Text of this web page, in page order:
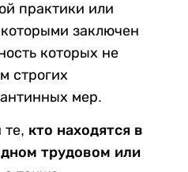
практики или
заключен
которых не
строгих
мер.
те, кто находятся в
трудовом или